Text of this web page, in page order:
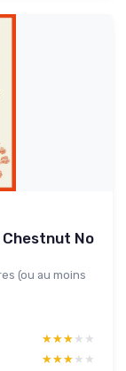
Chestnut No
(ou au moins
★★★★★
★★★★★
★★★★★
★★★★★